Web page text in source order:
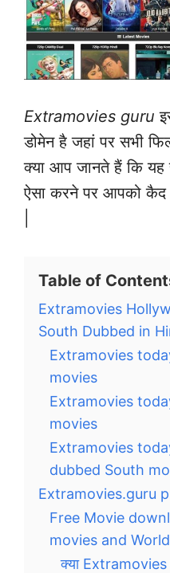
Extramovies guru
डोमेन है जहां पर सभी
क्या आप जानते हैं कि
ऐसा करने पर आपको कैद
Table of
Extramovies
South Dubbed in
Extramovies
movies
Extramovies
movies
Extramovies
dubbed South
Extramovies.guru
Free Movie
movies and
क्या Extramovies